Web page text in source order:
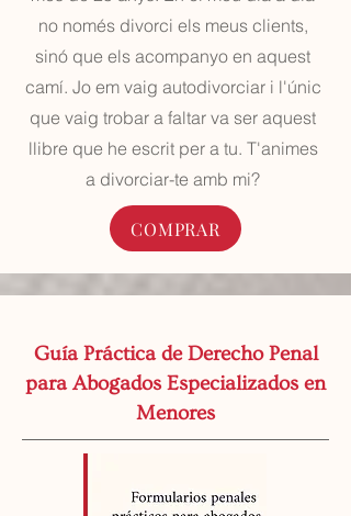
no només divorci els meus clients,
sinó que els acompanyo en aquest
camí. Jo em vaig autodivorciar i l'únic
que vaig trobar a faltar va ser aquest
llibre que he escrit per a tu. T'animes
a divorciar-te amb mi?
COMPRAR
Guía Práctica de Derecho Penal
para Abogados Especializados en
Menores